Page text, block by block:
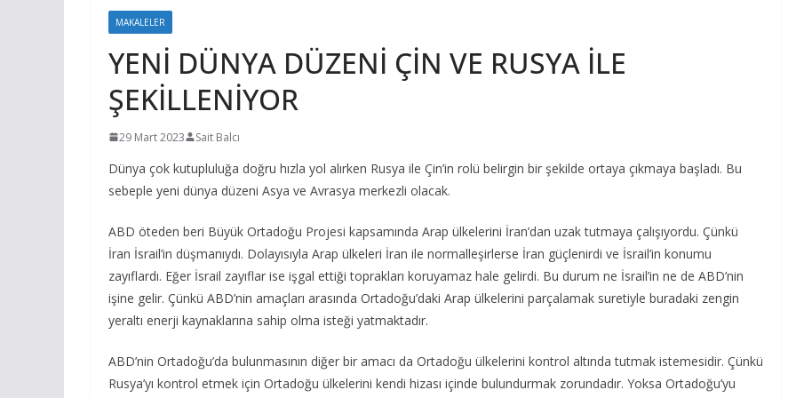
MAKALELER
YENİ DÜNYA DÜZENİ ÇİN VE RUSYA İLE
ŞEKİLLENİYOR
29 Mart 2023 Sait Balcı
Dünya çok kutupluluğa doğru hızla yol alırken Rusya ile Çin’in rolü belirgin bir şekilde ortaya çıkmaya başladı. Bu
sebeple yeni dünya düzeni Asya ve Avrasya merkezli olacak.
ABD öteden beri Büyük Ortadoğu Projesi kapsamında Arap ülkelerini İran’dan uzak tutmaya çalışıyordu. Çünkü
İran İsrail’in düşmanıydı. Dolayısıyla Arap ülkeleri İran ile normalleşirlerse İran güçlenirdi ve İsrail’in konumu
zayıflardı. Eğer İsrail zayıflar ise işgal ettiği toprakları koruyamaz hale gelirdi. Bu durum ne İsrail’in ne de ABD’nin
işine gelir. Çünkü ABD’nin amaçları arasında Ortadoğu’daki Arap ülkelerini parçalamak suretiyle buradaki zengin
yeraltı enerji kaynaklarına sahip olma isteği yatmaktadır.
ABD’nin Ortadoğu’da bulunmasının diğer bir amacı da Ortadoğu ülkelerini kontrol altında tutmak istemesidir. Çünkü
Rusya’yı kontrol etmek için Ortadoğu ülkelerini kendi hizası içinde bulundurmak zorundadır. Yoksa Ortadoğu’yu